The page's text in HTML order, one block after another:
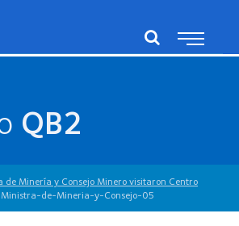
QB2
de Minería y Consejo Minero visitaron Centro
Ministra-de-Mineria-y-Consejo-05